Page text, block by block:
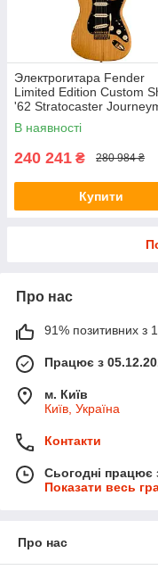
Электрогитара Fender
Limited Edition Custom
'62 Stratocaster
Relic Aged Natural
В наявності
240 241 ₴ 280 984 ₴
Купити
Про нас
91% позитивних з
Працює з
м. Київ
Київ, Україна
Контакти
Сьогодні працює
Показати весь
Про нас